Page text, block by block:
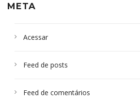
META
Acessar
Feed de posts
Feed de comentários